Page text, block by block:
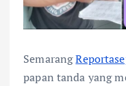
Semarang
papan tanda yang